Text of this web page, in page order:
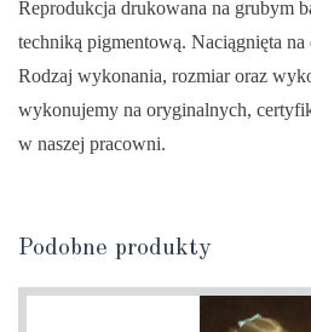
–
Severin
Nilsson
Reprodukcja drukowana na grubym
techniką pigmentową. Naciągnięta
Rodzaj wykonania, rozmiar oraz
wykonujemy na oryginalnych,
w naszej pracowni.
Podobne produkty